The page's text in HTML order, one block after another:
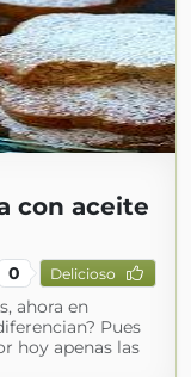
con aceite
0 Delicioso
ahora en
Pues
hoy apenas las